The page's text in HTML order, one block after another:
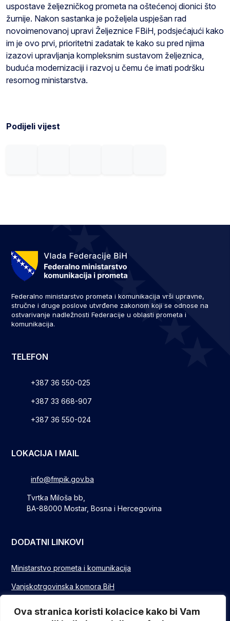
Ova stranica koristi kolacice kako bi Vam
uspostave željezničkog prometa na oštećenoj dionici što
žurnije. Nakon sastanka je poželjela uspješan rad
novoimenovanoj upravi Željeznice FBiH, podsjećajući kako
im je ovo prvi, prioritetni zadatak te kako su pred njima
izazovi upravljanja kompleksnim sustavom željeznica,
buduća modernizaciji i razvoj u čemu će imati podršku
resornog ministarstva.
Podijeli vijest
Federalno ministarstvo prometa i komunikacija vrši upravne,
stručne i druge poslove utvrđene zakonom koji se odnose na
ostvarivanje nadležnosti Federacije u oblasti prometa i
komunikacija.
TELEFON
+387 36 550-025
+387 33 668-907
+387 36 550-024
LOKACIJA I MAIL
info@fmpik.gov.ba
Tvrtka Miloša bb,
BA-88000 Mostar, Bosna i Hercegovina
DODATNI LINKOVI
Ministarstvo prometa i komunikacija
Vanjskotrgovinska komora BiH